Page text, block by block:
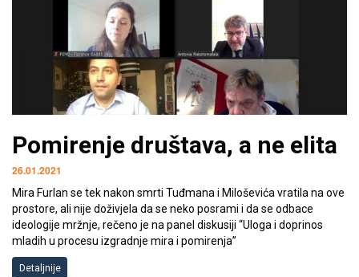
Pomirenje društava, a ne elita
26.01.2021
Mira Furlan se tek nakon smrti Tuđmana i Miloševića vratila na ove
prostore, ali nije doživjela da se neko posrami i da se odbace
ideologije mržnje, rečeno je na panel diskusiji “Uloga i doprinos
mladih u procesu izgradnje mira i pomirenja”
Detaljnije